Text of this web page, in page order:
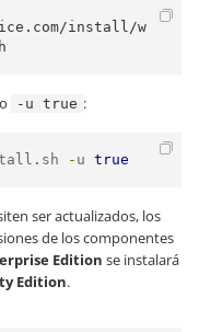
install/w
-u true :
. sh - u true
ser actualizados, los
de los componentes
Edition se instalará
Edition.